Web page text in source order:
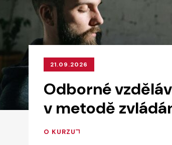
21.09.2026
Odborné
v metodě
O KURZU